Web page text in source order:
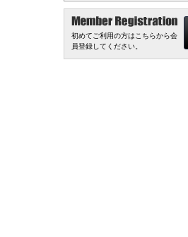
初めてご利用の方はこちらから会
員登録してください。